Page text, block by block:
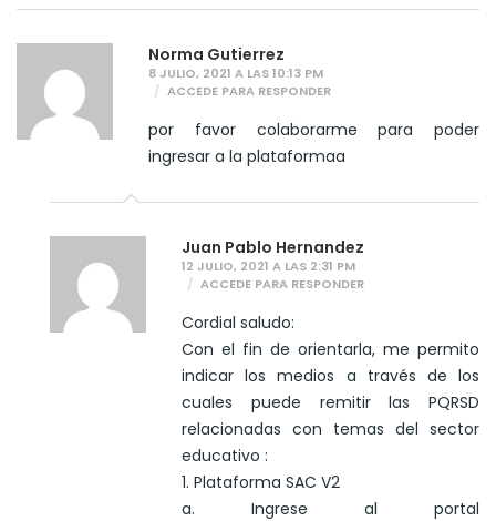
Norma Gutierrez
8 JULIO, 2021 A LAS 10:13 PM
ACCEDE PARA RESPONDER
por favor colaborarme para poder
ingresar a la plataformaa
Juan Pablo Hernandez
12 JULIO, 2021 A LAS 2:31 PM
ACCEDE PARA RESPONDER
Cordial saludo:
Con el fin de orientarla, me permito
indicar los medios a través de los
cuales puede remitir las PQRSD
relacionadas con temas del sector
educativo :
1. Plataforma SAC V2
a. Ingrese al portal